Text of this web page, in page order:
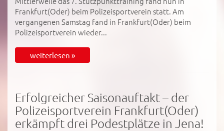
Frankfurt(Oder) beim Polizeisportverein statt. Am
vergangenen Samstag fand in Frankfurt(Oder) beim
Polizeisportverein wieder...
weiterlesen »
Erfolgreicher Saisonauftakt – der
Polizeisportverein Frankfurt(Oder)
erkämpft drei Podestplätze in Jena!